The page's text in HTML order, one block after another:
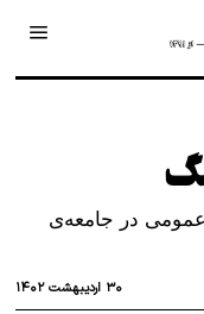
عمومی در جامعه‌ی
۳۰ اردیبهشت ۱۴۰۲